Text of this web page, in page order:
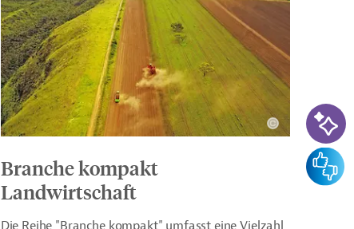
Branche kompakt
Landwirtschaft
Die Reihe "Branche kompakt" umfasst eine Vielzahl
KI-